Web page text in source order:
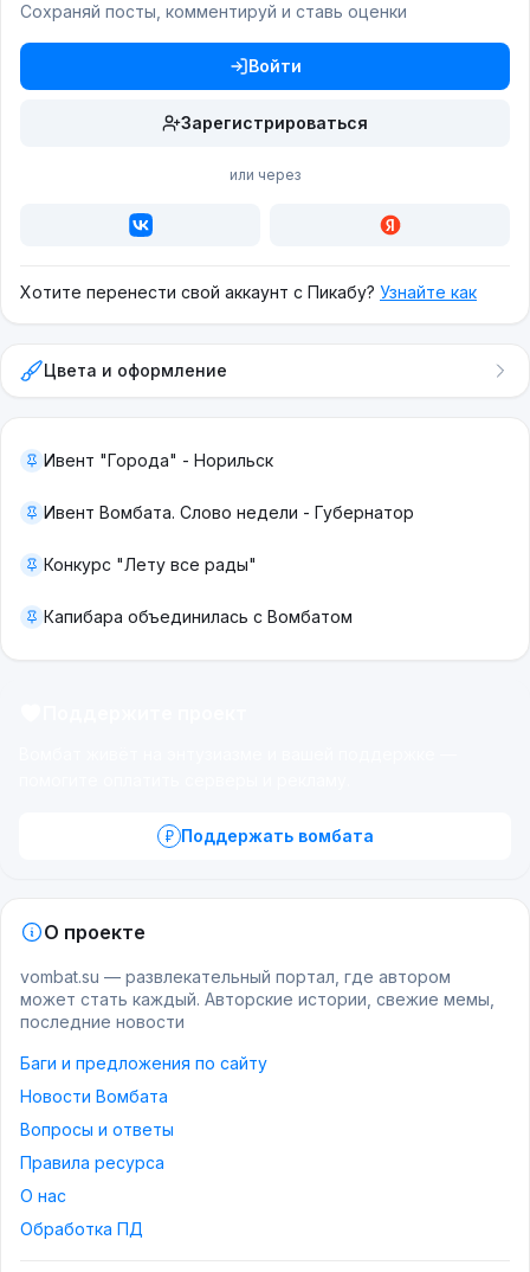
Сохраняй посты, комментируй и ставь оценки
Войти
Зарегистрироваться
или через
Хотите перенести свой аккаунт с Пикабу? Узнайте как
Цвета и оформление
Ивент "Города" - Норильск
Ивент Вомбата. Слово недели - Губернатор
Конкурс "Лету все рады"
Капибара объединилась с Вомбатом
Поддержать вомбата
О проекте
vombat.su — развлекательный портал, где автором
может стать каждый. Авторские истории, свежие мемы,
последние новости
Баги и предложения по сайту
Новости Вомбата
Вопросы и ответы
Правила ресурса
О нас
Обработка ПД